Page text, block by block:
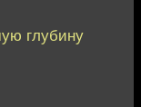
глубину